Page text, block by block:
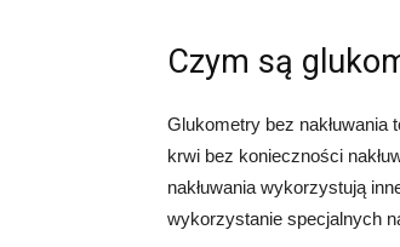
Czym są
Glukometry bez
krwi bez konieczności
nakłuwania wykorzystują
wykorzystanie specjalnych